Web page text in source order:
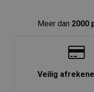
Meer dan 2000
Veilig